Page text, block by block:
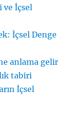
ve İçsel
İçsel Denge
anlama gelir
tabiri
İçsel